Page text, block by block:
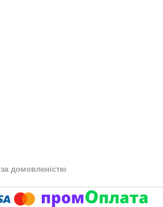
за домовленістю